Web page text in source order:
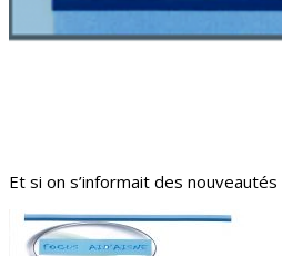
Et si on s’informait des nouveautés